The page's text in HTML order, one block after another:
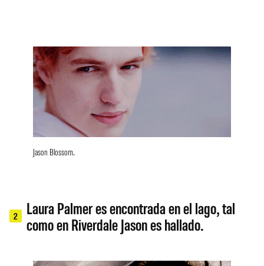
Jason Blossom.
2
Laura Palmer es encontrada en el lago, tal
como en Riverdale Jason es hallado.